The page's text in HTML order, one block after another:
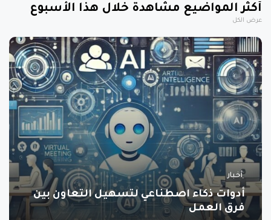
أكثر المواضيع مشاهدة خلال هذا الأسبوع
عرض الكل
أخبار
أدوات ذكاء اصطناعي لتسهيل التعاون بين
فرق العمل